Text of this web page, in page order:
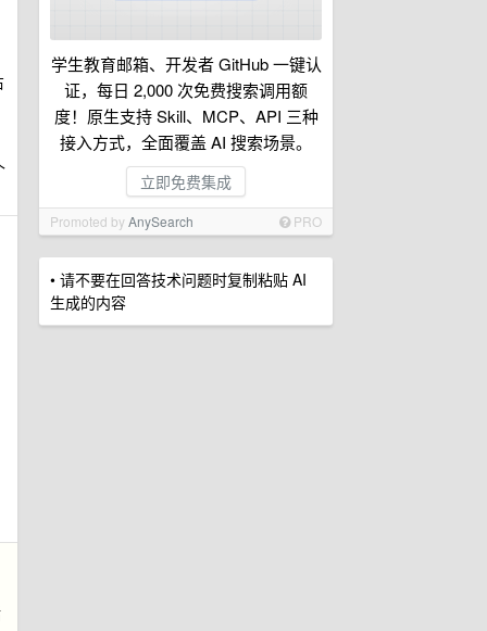
学生教育邮箱、开发者 GitHub 一键认
证，每日 2,000 次免费搜索调用额
度！原生支持 Skill、MCP、API 三种
接入方式，全面覆盖 AI 搜索场景。
立即免费集成
Promoted byAnySearch PRO
• 请不要在回答技术问题时复制粘贴 AI
生成的内容